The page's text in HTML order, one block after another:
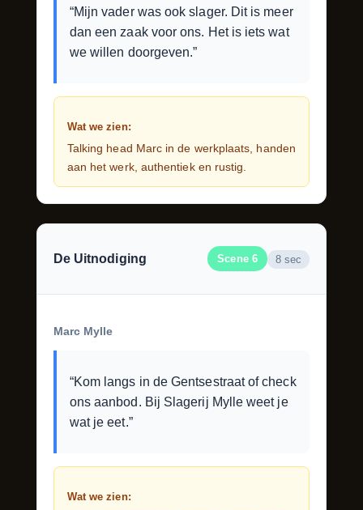
“Mijn vader was ook slager. Dit is meer
dan een zaak voor ons. Het is iets wat
we willen doorgeven.”
Wat we zien:
Talking head Marc in de werkplaats, handen
aan het werk, authentiek en rustig.
Scene 6
De Uitnodiging 8 sec
Marc Mylle
“Kom langs in de Gentsestraat of check
ons aanbod. Bij Slagerij Mylle weet je
wat je eet.”
Wat we zien: